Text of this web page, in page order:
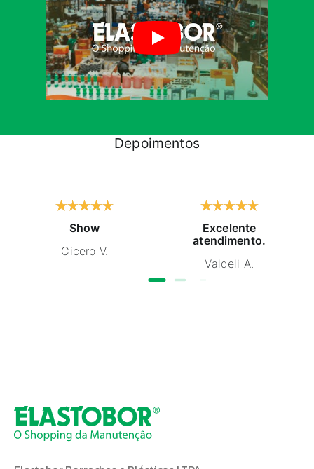
Depoimentos
Show
Cicero V.
Excelente
atendimento.
Valdeli A.